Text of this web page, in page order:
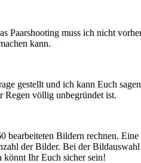
Paarshooting muss ich nicht
kann.
gestellt und ich kann Euch
Regen völlig unbegründet ist.
bearbeiteten Bildern rechnen.
der Bilder. Bei der
könnt Ihr Euch sicher sein!